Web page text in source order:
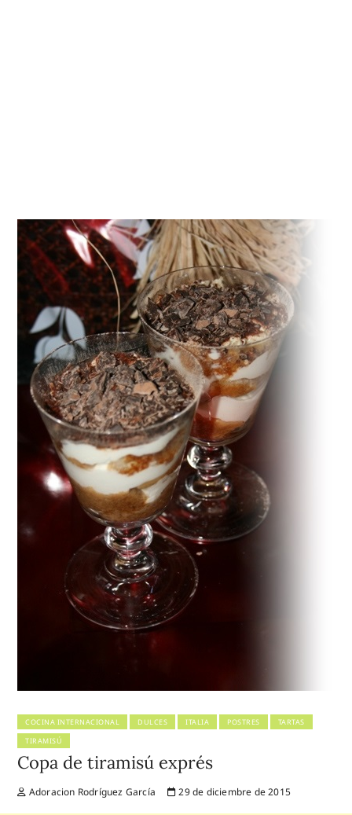
COCINA INTERNACIONAL DULCES ITALIA POSTRES
TARTAS
TIRAMISÚ
Copa de tiramisú exprés
Adoracion Rodríguez García 29 de diciembre de 2015